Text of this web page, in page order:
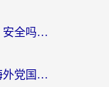
在国外打鸣潮用加速器有用吗？安全吗？海外玩家国服游戏加速全指南
德国怎么玩地鼠传奇不卡顿？海外党国服游戏加速全攻略（含战双EVE实用指南）